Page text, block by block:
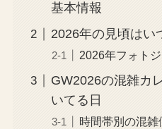
基本情報
2026年の見頃はい
2026年フォト
GW2026の混雑カ
いてる日
時間帯別の混雑